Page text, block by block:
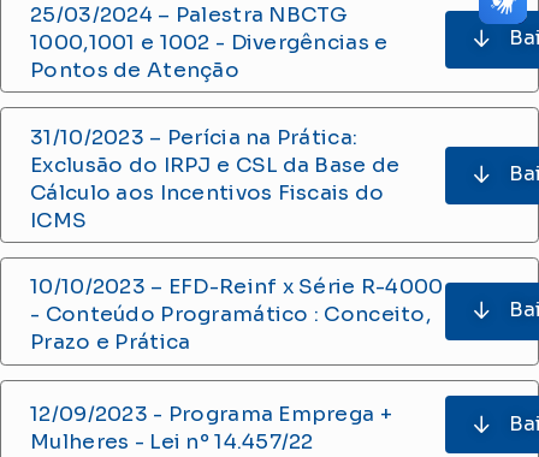
25/03/2024 – Palestra NBCTG
1000,1001 e 1002 - Divergências e
Pontos de Atenção
31/10/2023 – Perícia na Prática:
Exclusão do IRPJ e CSL da Base de
Cálculo aos Incentivos Fiscais do
ICMS
10/10/2023 – EFD-Reinf x Série R-4000
- Conteúdo Programático : Conceito,
Prazo e Prática
12/09/2023 - Programa Emprega +
Mulheres - Lei nº 14.457/22